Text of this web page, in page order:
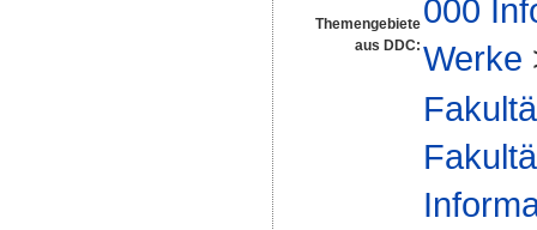
Themengebiete
aus DDC:
000
Werke